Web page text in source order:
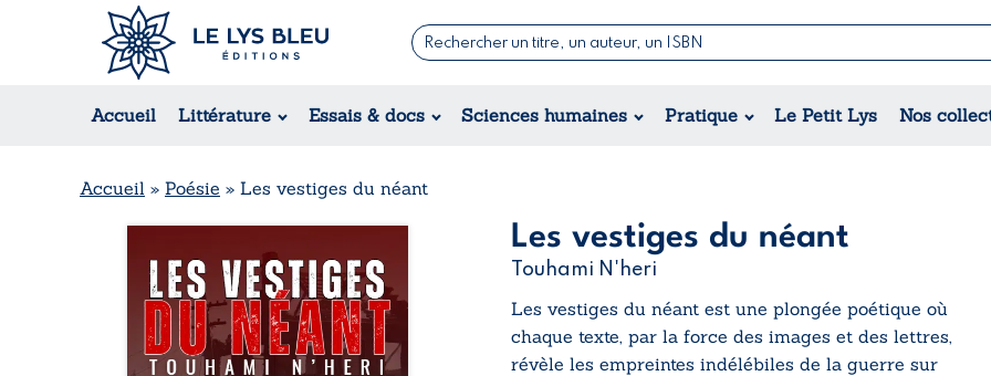
Accueil Littérature Essais & docs Sciences humaines Pratique Le Petit Lys Nos
Romans
Suspense / Thriller / Policier
Romance
Jeunesse
Nouvelles & Contes
Théâtre
Accueil » Poésie » Les vestiges du néant
Les vestiges du néant
Touhami N'heri
Les vestiges du néant est une plongée poétique où
chaque texte, par la force des images et des lettres,
révèle les empreintes indélébiles de la guerre sur